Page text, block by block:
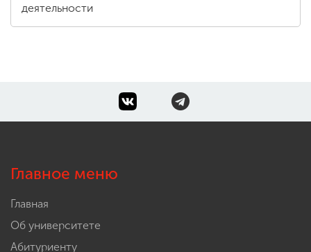
деятельности
Главное меню
Главная
Об университете
Абитуриенту